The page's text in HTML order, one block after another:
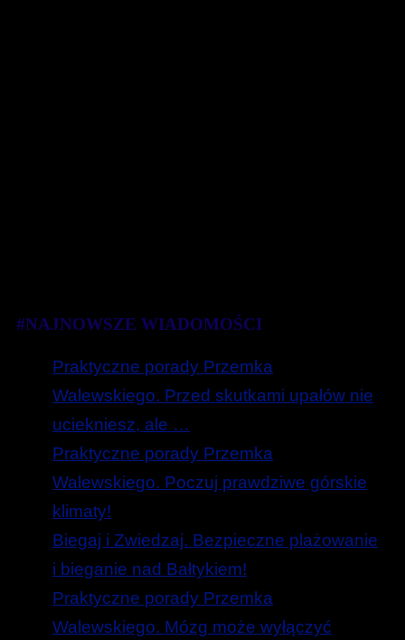
#NAJNOWSZE WIADOMOŚCI
Praktyczne porady Przemka
Walewskiego. Przed skutkami upałów nie
uciekniesz, ale …
Praktyczne porady Przemka
Walewskiego. Poczuj prawdziwe górskie
klimaty!
Biegaj i Zwiedzaj. Bezpieczne plażowanie
i bieganie nad Bałtykiem!
Praktyczne porady Przemka
Walewskiego. Mózg może wyłączyć